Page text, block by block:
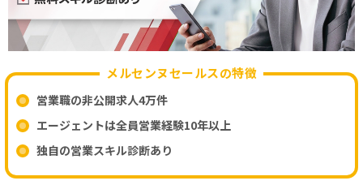
メルセンヌセールスの特徴
営業職の非公開求人4万件
エージェントは全員営業経験10年以上
独自の営業スキル診断あり